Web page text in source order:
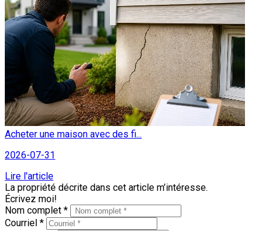
Acheter une maison avec des fi...
2026-07-31
Lire l'article
La propriété décrite dans cet article m’intéresse.
Écrivez moi!
Nom complet *
Courriel *